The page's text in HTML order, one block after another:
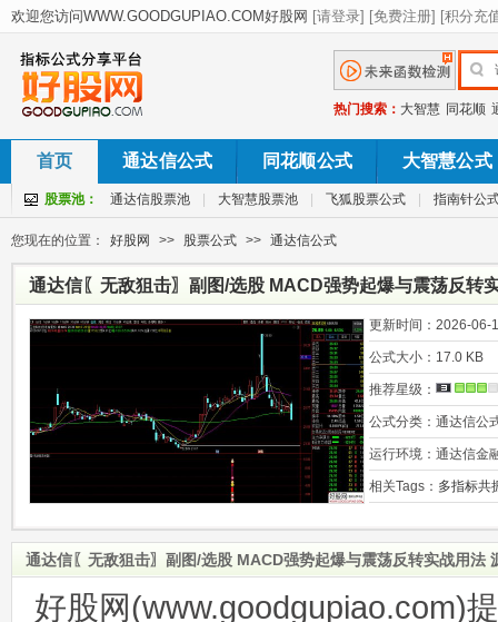
热门搜索： 大智慧 同花顺
首页 通达信公式 同花顺公式 大智慧公式
股票池： 通达信股票池 大智慧股票池 飞狐股票公式 指南针公
您现在的位置： 好股网 >> 股票公式 >> 通达信公式
通达信〖无敌狙击〗副图/选股 MACD强势起爆与震荡反转
更新时间： 2026-06-
公式大小： 17.0 KB
推荐星级：
公式分类： 通达信公
运行环境： 通达信金
相关Tags： 多指标共
通达信〖无敌狙击〗副图/选股 MACD强势起爆与震荡反转实战用法
好股网(www.goodgupiao.com)